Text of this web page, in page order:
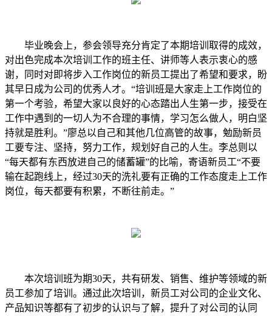
毕业晚会上，参会领导充分肯定了本期培训取得的成效，
对出色完成本次培训工作的班主任、讲师等人表示衷心的感
谢，同时对即将步入工作岗位的新员工提出了希望和要求，盼
其早日成为公司的优秀人才。“培训班是大家走上工作岗位的
第一个考验，希望大家以良好的心态踏出人生第一步，接受在
工作中遇到的一切人为不合理的事情，学习怎么做人，明白坚
持就是胜利。”廖总以自己和其他几位高管的故事，勉励新员
工要专注、坚持，努力工作，规划好自己的人生。李总则以
“每天都有东西放进自己的储蓄罐”的比喻，寄语新员工“不要
输在起跑线上，经过30天的洗礼要有正确的工作态度走上工作
岗位，每天都要有积累，不断往前走。”
本次培训班为期30天，共有研发、销售、维护等领域的新
员工参加了培训。通过此次培训，新员工对公司的企业文化、
产品知识等都有了初步的认识与了解，提升了对公司的认同